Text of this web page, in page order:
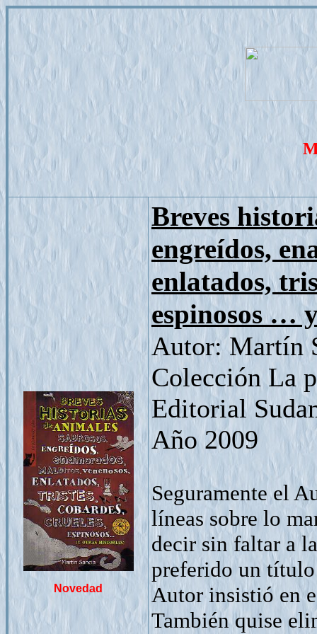
Novedad
Breves
engreídos,
enlatados,
espinosos …
Autor: Martín
Colección La
Editorial
Año 2009
Seguramente el
líneas sobre lo
decir sin faltar a
preferido un
Autor insistió en
También quise